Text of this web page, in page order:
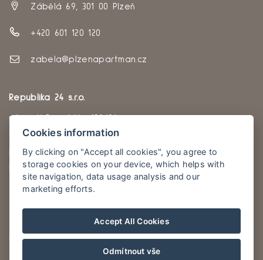
Zábělá 69, 301 00 Plzeň
+420 601 120 120
zabela@plzenapartman.cz
Republika 24 s.r.o.
náměstí Republiky 138/24
30100, Plzeň
04494504
DIČ:CZ04494504
Naše Apartmány
Ubytování Plzeň – Rolnické náměstí
Cookies information
By clicking on "Accept all cookies", you agree to
storage cookies on your device, which helps with
site navigation, data usage analysis and our
marketing efforts.
Accept All Cookies
Odmítnout vše